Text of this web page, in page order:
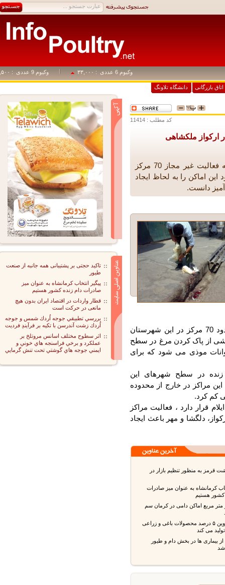
وکیوم 6 عددی : ۳۳,۰۰۰ وکیوم 9 عددی : ۴۹,۵۰۰
بازرگانی دانشگاه تلاونگ
کد مطلب : 11414
رئیس مرکز بهداشت ملکشاهی فعالیت با اشاره به فعالیت غیر مجاز 70 مرکز
اماکن را به لحاظ ایجاد
دانست.
رئیس مرکز بهداشت ملکشاهی با اشاره به اینکه حدود 70 مرکز در این شهرستان
از پاک کردن مرغ در سطح
موذی می شود که برای
در سطح شهرهای این
مراکز در خارج از محدوده
کرد.
در 35 کیلومتری ایلام قرار دارد ، فعالیت مراکز
دلگشا و مهر باعث ایجاد
به منظور تنظیم بازار در
کرمانشاه به عنوان میز صادرات
هستیم
متر مربع اماکن دامی در کرمان سم
استان قزوین ۵ درصد محصولات باغی و زراعی
می کند
بیماری ها در بخش دام و طیور
تاکید حجتی بر پشتیبانی همه جانبه از صنعت
طیور
پیگیر انتخاب کرمانشاه به عنوان میز
صادرات دام زنده کشور هستیم
قطار واردات در اقتصاد ایران بدون هیچ
مانعی در حرکت است
بررسي تطبيقي جوجه اُردك شمس و جوجه
اُردك زشت آندرسن با تكيه بر فرآيندِ فرديت
اثر سطوح مختلف اسانس مروتلخ بر
عملكرد و برخي فراسنجه هاي خوني و
ايمني جوجه هاي گوشتي تحت تنش گرمايي